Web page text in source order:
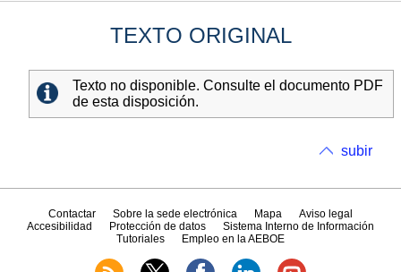
TEXTO ORIGINAL
Texto no disponible. Consulte el documento PDF
de esta disposición.
subir
Contactar Sobre la sede electrónica Mapa
Aviso legal
Accesibilidad
Protección de datos
Sistema Interno de Información
Tutoriales
Empleo en la AEBOE